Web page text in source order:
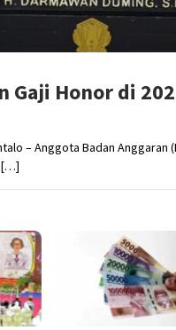
Gaji Honor di
– Anggota Badan Anggaran
[…]